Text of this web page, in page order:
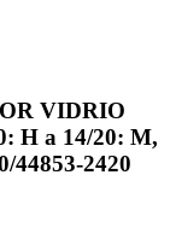
VIDRIO
H a 14/20: M,
2420